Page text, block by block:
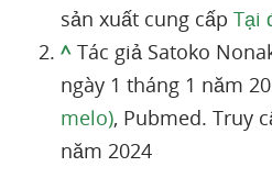
sản xuất cung cấp Tại
^ Tác giả Satoko
ngày 1 tháng 1 năm
melo), Pubmed. Truy
năm 2024